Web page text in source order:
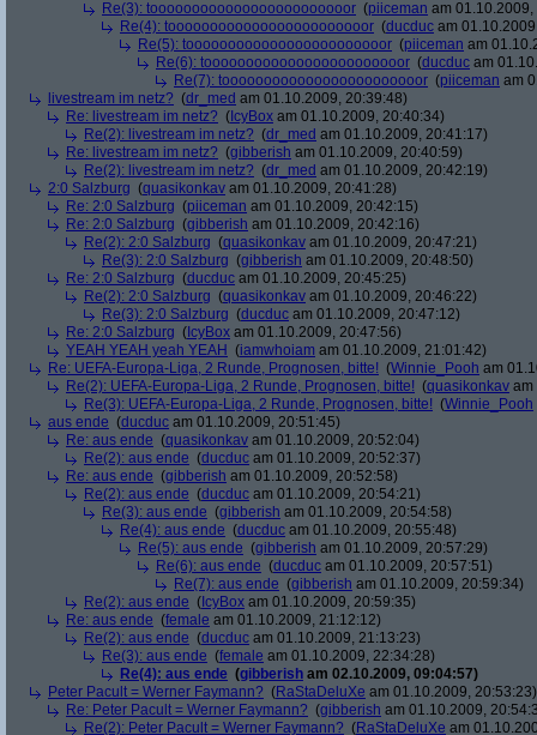
Re(3): toooooooooooooooooooooooor (piiceman am
Re(4): toooooooooooooooooooooooor (ducduc am
Re(5): toooooooooooooooooooooooor (piiceman am
Re(6): toooooooooooooooooooooooor (ducduc am
Re(7): toooooooooooooooooooooooor (piiceman am
livestream im netz? (dr_med am 01.10.2009, 20:39:48)
Re: livestream im netz? ( IcyBox am 01.10.2009, 20:40:34)
Re(2): livestream im netz? (dr_med am 01.10.2009, 20:41:17)
Re: livestream im netz? (gibberish am 01.10.2009, 20:40:59)
Re(2): livestream im netz? (dr_med am 01.10.2009, 20:42:19)
2:0 Salzburg (quasikonkav am 01.10.2009, 20:41:28)
Re: 2:0 Salzburg (piiceman am 01.10.2009, 20:42:15)
Re: 2:0 Salzburg (gibberish am 01.10.2009, 20:42:16)
Re(2): 2:0 Salzburg (quasikonkav am 01.10.2009, 20:47:21)
Re(3): 2:0 Salzburg (gibberish am 01.10.2009, 20:48:50)
Re: 2:0 Salzburg (ducduc am 01.10.2009, 20:45:25)
Re(2): 2:0 Salzburg (quasikonkav am 01.10.2009, 20:46:22)
Re(3): 2:0 Salzburg (ducduc am 01.10.2009, 20:47:12)
Re: 2:0 Salzburg ( IcyBox am 01.10.2009, 20:47:56)
YEAH YEAH yeah YEAH (iamwhoiam am 01.10.2009, 21:01:42)
Re: UEFA-Europa-Liga, 2 Runde, Prognosen, bitte! (Winnie_Pooh am
Re(2): UEFA-Europa-Liga, 2 Runde, Prognosen, bitte! (quasikonkav am
Re(3): UEFA-Europa-Liga, 2 Runde, Prognosen, bitte! (Winnie_Pooh
aus ende (ducduc am 01.10.2009, 20:51:45)
Re: aus ende (quasikonkav am 01.10.2009, 20:52:04)
Re(2): aus ende (ducduc am 01.10.2009, 20:52:37)
Re: aus ende (gibberish am 01.10.2009, 20:52:58)
Re(2): aus ende (ducduc am 01.10.2009, 20:54:21)
Re(3): aus ende (gibberish am 01.10.2009, 20:54:58)
Re(4): aus ende (ducduc am 01.10.2009, 20:55:48)
Re(5): aus ende (gibberish am 01.10.2009, 20:57:29)
Re(6): aus ende (ducduc am 01.10.2009, 20:57:51)
Re(7): aus ende (gibberish am 01.10.2009, 20:59:34)
Re(2): aus ende ( IcyBox am 01.10.2009, 20:59:35)
Re: aus ende (female am 01.10.2009, 21:12:12)
Re(2): aus ende (ducduc am 01.10.2009, 21:13:23)
Re(3): aus ende (female am 01.10.2009, 22:34:28)
Re(4): aus ende (gibberish am 02.10.2009, 09:04:57)
Peter Pacult = Werner Faymann? (RaStaDeluXe am 01.10.2009, 20:53:23)
Re: Peter Pacult = Werner Faymann? (gibberish am 01.10.2009,
Re(2): Peter Pacult = Werner Faymann? (RaStaDeluXe am